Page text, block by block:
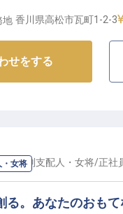
好アクセス
い食のひとときを演出
なしの心でサービス
秘めています。
で、あなたのキャリ
地 香川県高松市瓦町1-2-3
せをする
・女将
人・副支配人・女将/正社
る。あなたのおも